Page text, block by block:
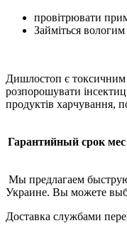
провітрювати
Займіться
Дишлостоп є токсичним
розпорошувати
продуктів харчування,
Гарантийный срок мес
Мы предлагаем
Украине. Вы можете
Доставка службами